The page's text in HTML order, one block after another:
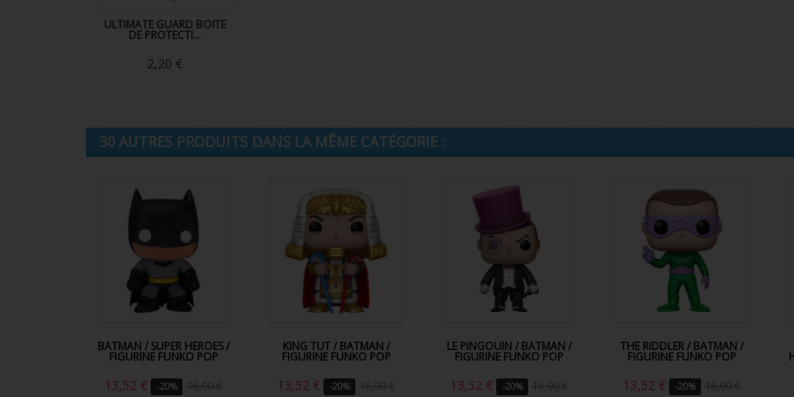
ULTIMATE GUARD BOITE
DE PROTECTI...
2,20 €
30 AUTRES PRODUITS DANS LA MÊME CATÉGORIE :
BATMAN / SUPER HEROES /
FIGURINE FUNKO POP
13,52 € -20% 16,90 €
KING TUT / BATMAN /
FIGURINE FUNKO POP
13,52 € -20% 16,90 €
LE PINGOUIN / BATMAN /
FIGURINE FUNKO POP
13,52 € -20% 16,90 €
THE RIDDLER / BATMAN /
FIGURINE FUNKO POP
13,52 € -20% 16,90 €